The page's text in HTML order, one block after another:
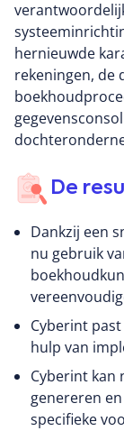
hernieuwde
rekeningen, de
De
Dankzij een
nu gebruik
Cyberint
hulp van
Cyberint kan
genereren
specifieke